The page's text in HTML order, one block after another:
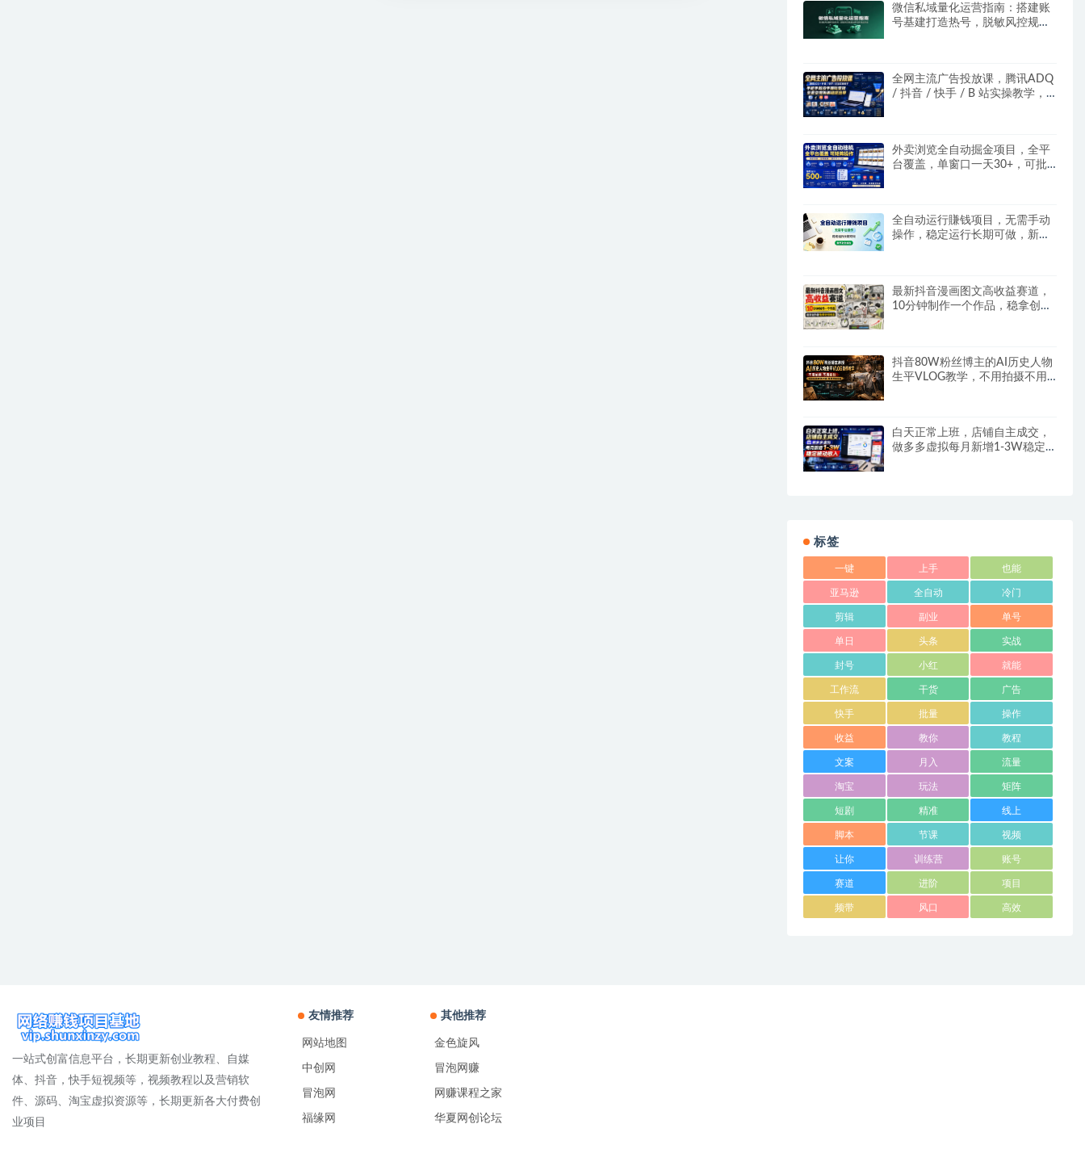
微信私域量化运营指南：搭建账
号基建打造热号，脱敏风控规避
全网主流广告投放课，腾讯ADQ
/ 抖音 / 快手 / B 站实操教学，
外卖浏览全自动掘金项目，全平
台覆盖，单窗口一天30+，可批
全自动运行賺钱项目，无需手动
操作，稳定运行长期可做，新手
最新抖音漫画图文高收益赛道，
10分钟制作一个作品，稳拿创作
抖音80W粉丝博主的AI历史人物
生平VLOG教学，不用拍摄不用
白天正常上班，店铺自主成交，
做多多虚拟每月新增1-3W稳定
标签
一键 上手 也能
亚马逊 全自动 冷门
剪辑 副业 单号
单日 头条 实战
封号 小红 就能
工作流 干货 广告
快手 批量 操作
收益 教你 教程
文案 月入 流量
淘宝 玩法 矩阵
短剧 精准 线上
脚本 节课 视频
让你 训练营 账号
赛道 进阶 项目
频带 风口 高效
一站式创富信息平台，长期更新创业教程、自媒
体、抖音，快手短视频等，视频教程以及营销软
件、源码、淘宝虚拟资源等，长期更新各大付费创
业项目
友情推荐
网站地图
中创网
冒泡网
福缘网
其他推荐
金色旋风
冒泡网赚
网赚课程之家
华夏网创论坛